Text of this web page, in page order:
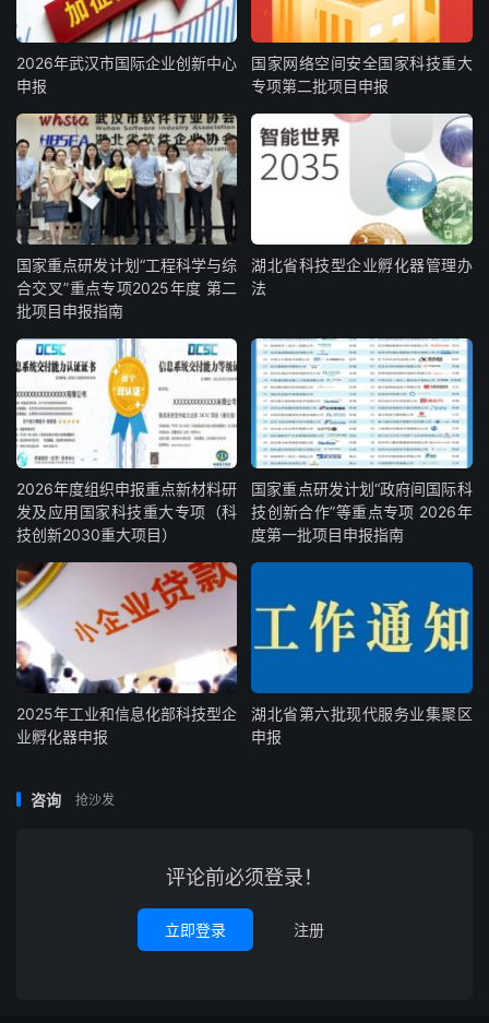
2026年武汉市国际企业创新中心
申报
国家网络空间安全国家科技重大
专项第二批项目申报
国家重点研发计划“工程科学与综
合交叉”重点专项2025年度 第二
批项目申报指南
湖北省科技型企业孵化器管理办
法
2026年度组织申报重点新材料研
发及应用国家科技重大专项（科
技创新2030重大项目）
国家重点研发计划“政府间国际科
技创新合作”等重点专项 2026年
度第一批项目申报指南
2025年工业和信息化部科技型企
业孵化器申报
湖北省第六批现代服务业集聚区
申报
咨询 抢沙发
评论前必须登录！
立即登录 注册